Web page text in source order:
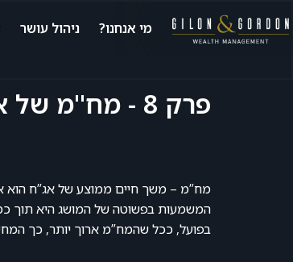
מי אנחנו? ניהול עושר
פרק 8 - מח"מ של איגרות חוב
מח”מ – משך חיים ממוצע של אג”ח הוא
המשמעות בפשוטה של המושג היא תוך
בפועל, ככל שהמח”מ ארוך יותר, כך